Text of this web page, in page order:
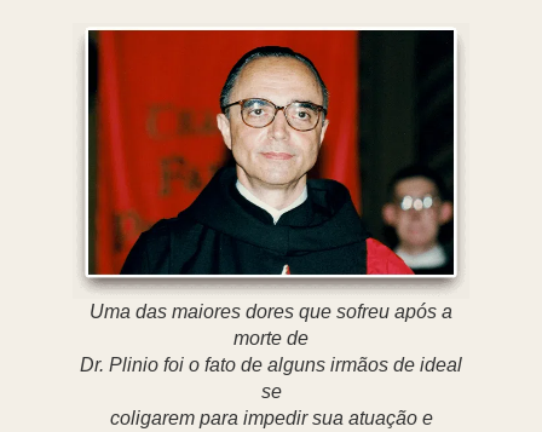
Uma das maiores dores que sofreu após a
morte de
Dr. Plinio foi o fato de alguns irmãos de ideal
se
coligarem para impedir sua atuação e